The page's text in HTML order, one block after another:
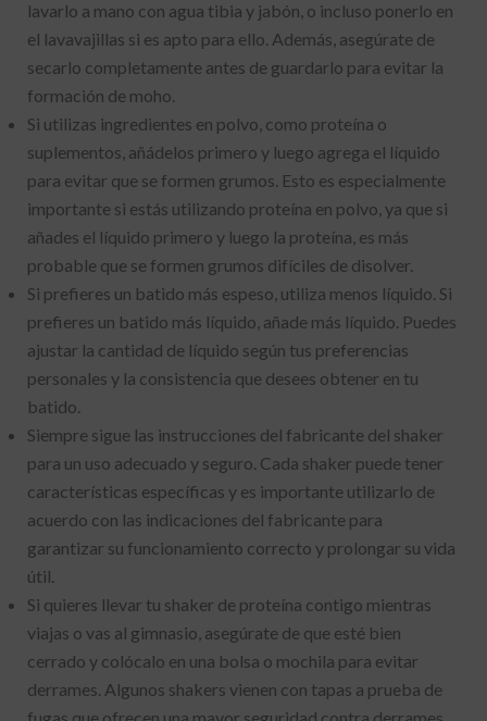
lavarlo a mano con agua tibia y jabón, o incluso ponerlo en
el lavavajillas si es apto para ello. Además, asegúrate de
secarlo completamente antes de guardarlo para evitar la
formación de moho.
Si utilizas ingredientes en polvo, como proteína o
suplementos, añádelos primero y luego agrega el líquido
para evitar que se formen grumos. Esto es especialmente
importante si estás utilizando proteína en polvo, ya que si
añades el líquido primero y luego la proteína, es más
probable que se formen grumos difíciles de disolver.
Si prefieres un batido más espeso, utiliza menos líquido. Si
prefieres un batido más líquido, añade más líquido. Puedes
ajustar la cantidad de líquido según tus preferencias
personales y la consistencia que desees obtener en tu
batido.
Siempre sigue las instrucciones del fabricante del shaker
para un uso adecuado y seguro. Cada shaker puede tener
características específicas y es importante utilizarlo de
acuerdo con las indicaciones del fabricante para
garantizar su funcionamiento correcto y prolongar su vida
útil.
Si quieres llevar tu shaker de proteína contigo mientras
viajas o vas al gimnasio, asegúrate de que esté bien
cerrado y colócalo en una bolsa o mochila para evitar
derrames. Algunos shakers vienen con tapas a prueba de